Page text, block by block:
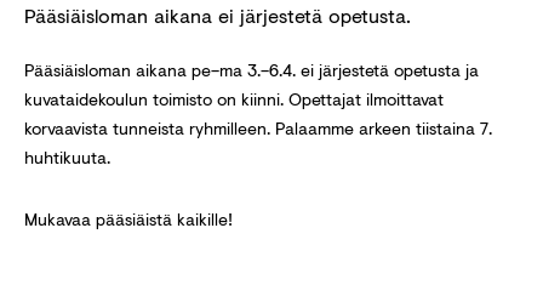
Pääsiäisloman aikana ei järjestetä opetusta.
Pääsiäisloman aikana pe–ma 3.–6.4. ei järjestetä opetusta ja
kuvataidekoulun toimisto on kiinni. Opettajat ilmoittavat
korvaavista tunneista ryhmilleen. Palaamme arkeen tiistaina 7.
huhtikuuta.
Mukavaa pääsiäistä kaikille!